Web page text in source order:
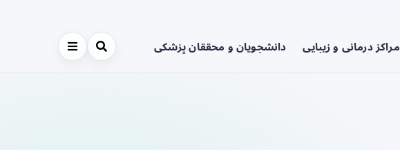
مراکز درمانی و زیبایی دانشجویان و محققان پزشکی